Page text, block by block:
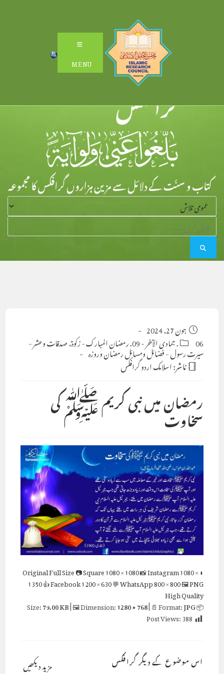
MENU
Post
published:
جون 27, 2024
Post
category:
06. جمادی الآخر -09. رمضان المبارک -زکوۃ، صدقات وعشر-
سیرت رسول-فضائل ومسائل رمضان وروزہ
ناشر:اسلامک اردو گرافکس
رمضان میں نبی کریم ﷺ کی
سخاوت
⬇ Original
Full Size📷 Square1080 × 1080📸 Instagram1080 ×
1350👍 Facebook1200 × 630💬 WhatsApp800 × 800🖼 PNG
High Quality
📦 Size:
79.00 KB| 🖼 Dimension:1280 × 768| 📄 Format:JPG
Post Views:388
اس موضوع کے دیگر گرافکس مزید دیکھیں